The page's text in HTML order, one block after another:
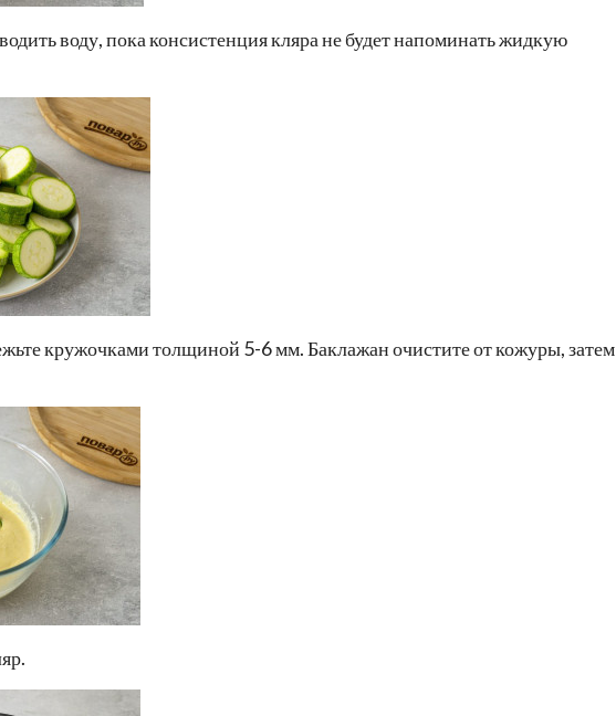
воду, пока консистенция кляра не будет напоминать жидкую
кружочками толщиной 5-6 мм. Баклажан очистите от кожуры, затем